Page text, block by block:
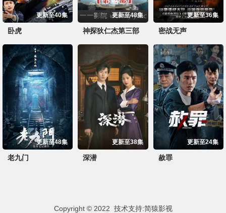
更新至40集
卧虎
更新至48集
神探狄仁杰第三部
更新至36集
密战无声
更新至48集
老九门
更新至38集
深潜
更新至24集
赦罪
Copyright © 2022 技术支持:简猿影视